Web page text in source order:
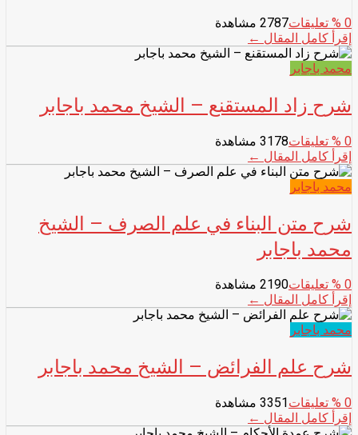
0 % تعليقات2787 مشاهدة
إقرأ كامل المقال ←
محمد باجابر
شرح زاد المستقنع – الشيخ محمد باجابر
0 % تعليقات3178 مشاهدة
إقرأ كامل المقال ←
محمد باجابر
شرح متن البناء في علم الصرف – الشيخ
محمد باجابر
0 % تعليقات2190 مشاهدة
إقرأ كامل المقال ←
محمد باجابر
شرح علم الفرائض – الشيخ محمد باجابر
0 % تعليقات 3351 مشاهدة
إقرأ كامل المقال ←